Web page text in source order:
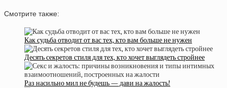
Смотрите также:
Как судьба отводит от вас тех, кто вам больше не нужен
Десять секретов стиля для тех, кто хочет выглядеть стройнее
Раз насильно мил не будешь — дави на жалость!